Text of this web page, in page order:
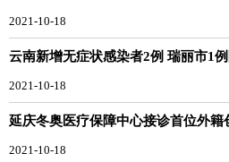
2021-10-18
云南新增无症状感染者2例 瑞丽市1
2021-10-18
延庆冬奥医疗保障中心接诊首位外籍
2021-10-18